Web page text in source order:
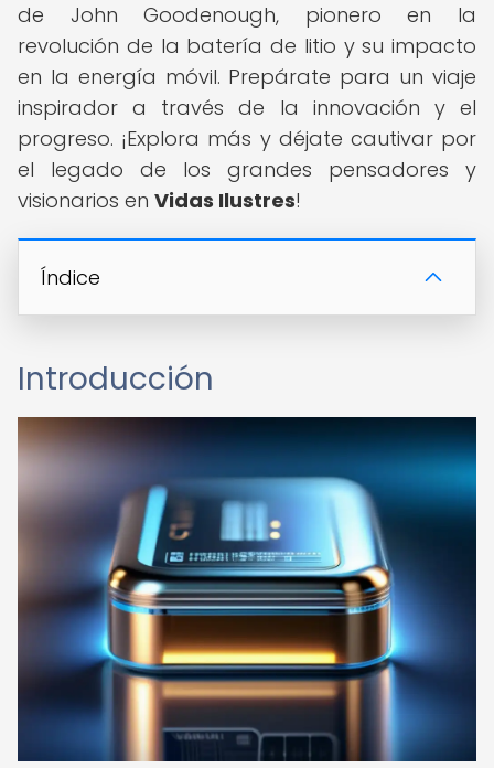
de John Goodenough, pionero en la
revolución de la batería de litio y su impacto
en la energía móvil. Prepárate para un viaje
inspirador a través de la innovación y el
progreso. ¡Explora más y déjate cautivar por
el legado de los grandes pensadores y
visionarios en Vidas Ilustres!
Índice
Introducción